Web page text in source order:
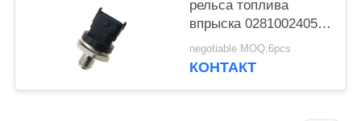
рельса топлива
впрыска 0281002405
высокого общая для
тележек
negotiable MOQ:6pcs
КОНТАКТ